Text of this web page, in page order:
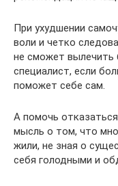
При ухудшении
воли и четко
не сможет вылечить
специалист, если
поможет себе сам.
А помочь
мысль о том, что
жили, не зная о
себя голодными и